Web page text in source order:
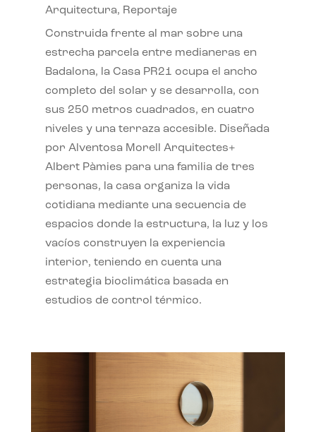
Arquitectura, Reportaje
Construida frente al mar sobre una
estrecha parcela entre medianeras en
Badalona, la Casa PR21 ocupa el ancho
completo del solar y se desarrolla, con
sus 250 metros cuadrados, en cuatro
niveles y una terraza accesible. Diseñada
por Alventosa Morell Arquitectes+
Albert Pàmies para una familia de tres
personas, la casa organiza la vida
cotidiana mediante una secuencia de
espacios donde la estructura, la luz y los
vacíos construyen la experiencia
interior, teniendo en cuenta una
estrategia bioclimática basada en
estudios de control térmico.